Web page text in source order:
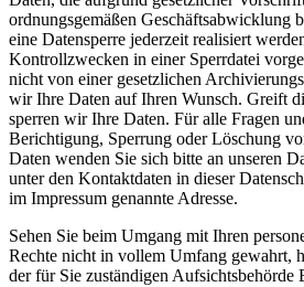
ordnungsgemäßen Geschäftsabwicklung
eine Datensperre jederzeit realisiert
Kontrollzwecken in einer Sperrdatei
nicht von einer gesetzlichen
wir Ihre Daten auf Ihren Wunsch. Greift
sperren wir Ihre Daten. Für alle Fragen
Berichtigung, Sperrung oder Löschung
Daten wenden Sie sich bitte an unseren
unter den Kontaktdaten in dieser
im Impressum genannte Adresse.
Sehen Sie beim Umgang mit Ihren
Rechte nicht in vollem Umfang gewahrt,
der für Sie zuständigen Aufsichtsbehörde